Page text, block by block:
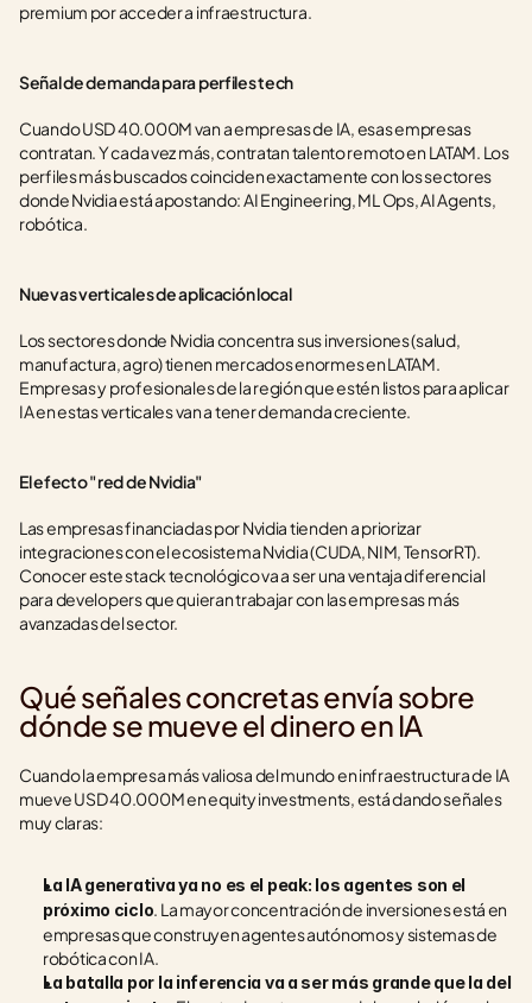
premium por acceder a infraestructura.
Señal de demanda para perfiles tech
Cuando USD 40.000M van a empresas de IA, esas empresas
contratan. Y cada vez más, contratan talento remoto en LATAM. Los
perfiles más buscados coinciden exactamente con los sectores
donde Nvidia está apostando: AI Engineering, ML Ops, AI Agents,
robótica.
Nuevas verticales de aplicación local
Los sectores donde Nvidia concentra sus inversiones (salud,
manufactura, agro) tienen mercados enormes en LATAM.
Empresas y profesionales de la región que estén listos para aplicar
IA en estas verticales van a tener demanda creciente.
El efecto "red de Nvidia"
Las empresas financiadas por Nvidia tienden a priorizar
integraciones con el ecosistema Nvidia (CUDA, NIM, TensorRT).
Conocer este stack tecnológico va a ser una ventaja diferencial
para developers que quieran trabajar con las empresas más
avanzadas del sector.
Qué señales concretas envía sobre
dónde se mueve el dinero en IA
Cuando la empresa más valiosa del mundo en infraestructura de IA
mueve USD 40.000M en equity investments, está dando señales
muy claras:
La IA generativa ya no es el peak: los agentes son el
próximo ciclo. La mayor concentración de inversiones está en
empresas que construyen agentes autónomos y sistemas de
robótica con IA.
La batalla por la inferencia va a ser más grande que la del